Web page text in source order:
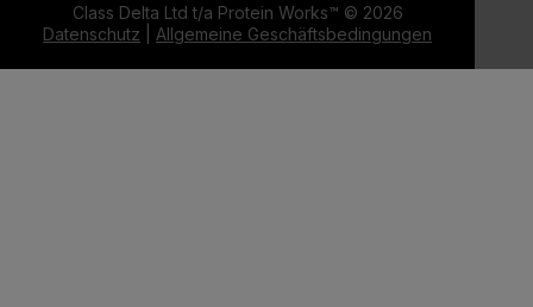
Class Delta Ltd t/a Protein Works™ © 2026
Datenschutz
Allgemeine Geschäftsbedingungen